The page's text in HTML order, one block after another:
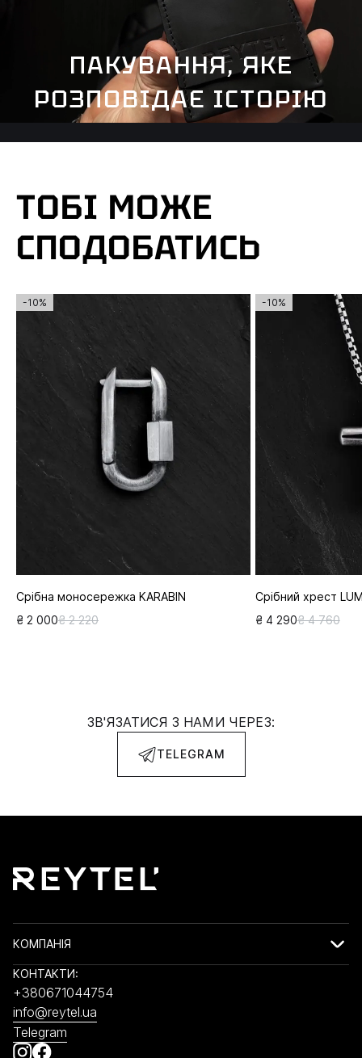
ПАКУВАННЯ, ЯКЕ
РОЗПОВІДАЄ ІСТОРІЮ
ТОБІ МОЖЕ
СПОДОБАТИСЬ
-10%
Срібна моносережка KARABIN
₴ 2 000₴ 2 220
-10%
Срібний хрест
₴ 4 290₴ 4 760
ЗВ'ЯЗАТИСЯ З НАМИ ЧЕРЕЗ:
TELEGRAM
КОМПАНІЯ
КОНТАКТИ:
+380671044754
info@reytel.ua
Telegram